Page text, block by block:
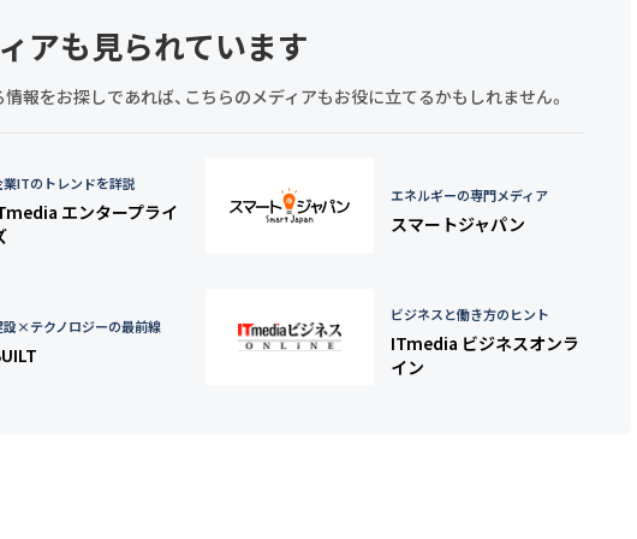
アも見られています
報をお探しであれば、こちらのメディアもお役に立てるかもしれません。
業ITのトレンドを詳説
エンタープライ
エネルギーの専門メディア
スマートジャパン
設×テクノロジーの最前線
ビジネスと働き方のヒント
ITmedia ビジネスオンラ
イン